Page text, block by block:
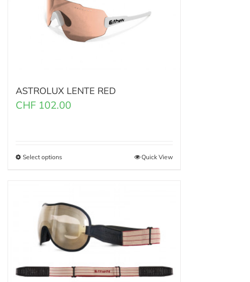
ASTROLUX LENTE RED
CHF102.00
Select options Quick View